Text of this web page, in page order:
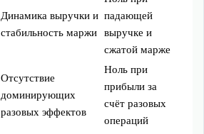
Динамика выручки и
стабильность маржи
падающей
выручке и
сжатой марже
Отсутствие
доминирующих
разовых эффектов
Ноль при
прибыли за
счёт разовых
операций